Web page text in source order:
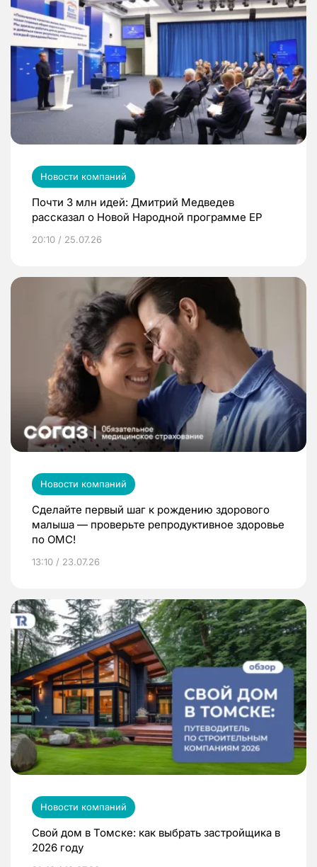
Новости компаний
Почти 3 млн идей: Дмитрий Медведев
рассказал о Новой Народной программе ЕР
20:10 / 25.07.26
Новости компаний
Сделайте первый шаг к рождению здорового
малыша — проверьте репродуктивное здоровье
по ОМС!
13:10 / 23.07.26
Новости компаний
Свой дом в Томске: как выбрать застройщика в
2026 году